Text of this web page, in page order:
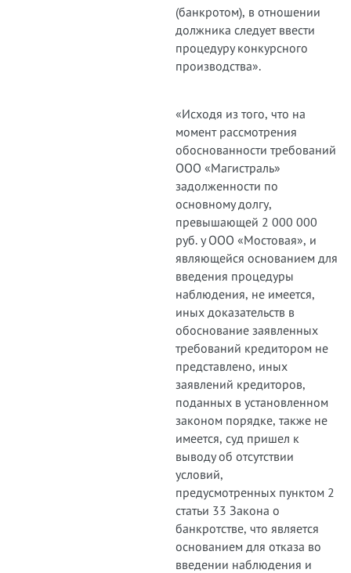
(банкротом), в отношении
должника следует ввести
процедуру конкурсного
производства».
«Исходя из того, что на
момент рассмотрения
обоснованности требований
ООО «Магистраль»
задолженности по
основному долгу,
превышающей 2 000 000
руб. у ООО «Мостовая», и
являющейся основанием для
введения процедуры
наблюдения, не имеется,
иных доказательств в
обоснование заявленных
требований кредитором не
представлено, иных
заявлений кредиторов,
поданных в установленном
законом порядке, также не
имеется, суд пришел к
выводу об отсутствии
условий,
предусмотренных пунктом 2
статьи 33 Закона о
банкротстве, что является
основанием для отказа во
введении наблюдения и